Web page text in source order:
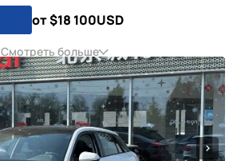
от $18 100USD
Смотреть больше